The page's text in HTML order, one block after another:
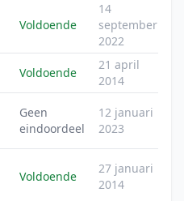
Voldoende
14
september
2022
Voldoende
21 april
2014
Geen
eindoordeel
12 januari
2023
Voldoende
27 januari
2014